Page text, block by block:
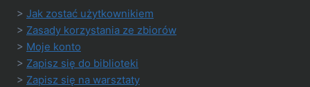
> Jak zostać użytkownikiem
> Zasady korzystania ze zbiorów
> Moje konto
> Zapisz się do biblioteki
> Zapisz się na warsztaty